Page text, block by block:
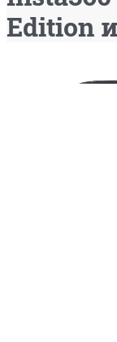
Edition